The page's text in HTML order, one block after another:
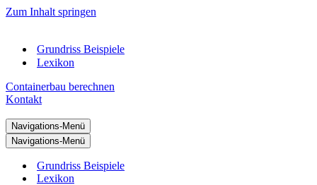
Zum Inhalt springen
Grundriss Beispiele
Lexikon
Containerbau berechnen
Kontakt
Navigations-Menü
Navigations-Menü
Grundriss Beispiele
Lexikon